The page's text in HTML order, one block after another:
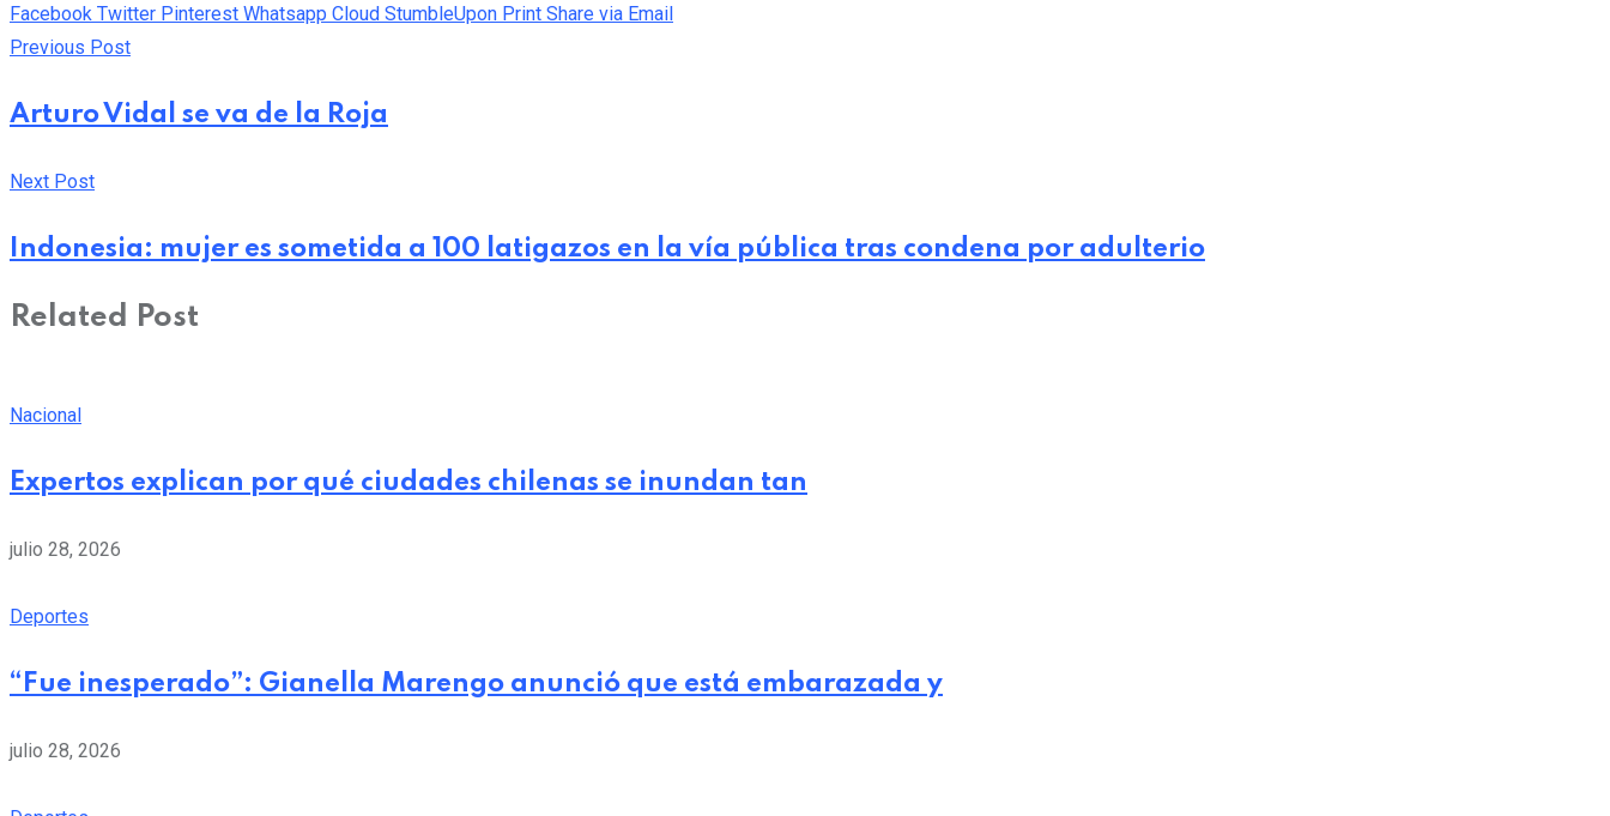
Facebook Twitter Pinterest Whatsapp Cloud StumbleUpon Print Share via Email
Previous Post
Arturo Vidal se va de la Roja
Next Post
Indonesia: mujer es sometida a 100 latigazos en la vía pública tras condena por adulterio
Related Post
Nacional
Expertos explican por qué ciudades chilenas se inundan tan
julio 28, 2026
Deportes
“Fue inesperado”: Gianella Marengo anunció que está embarazada y
julio 28, 2026